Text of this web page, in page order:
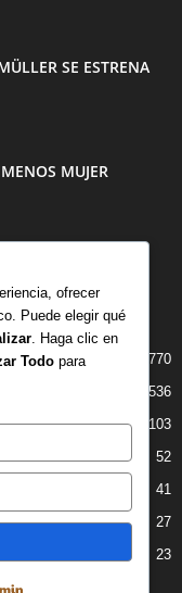
SE ESTRENA
MUJER
770
536
103
52
41
27
23
ofrecer
Puede elegir qué
. Haga clic en
Todo para